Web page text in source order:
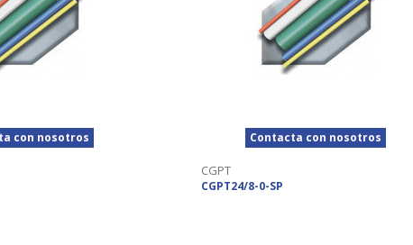
con nosotros Contacta con nosotros
CGPT
CGPT24/8-0-SP